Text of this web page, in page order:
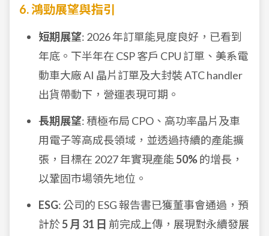
6. 鴻勁展望與指引
短期展望: 2026 年訂單能見度良好，已看到
年底。下半年在 CSP 客戶 CPU 訂單、美系電
動車大廠 AI 晶片訂單及大封裝 ATC handler
出貨帶動下，營運表現可期。
長期展望: 積極布局 CPO、高功率晶片及車
用電子等高成長領域，並透過持續的產能擴
張，目標在 2027 年實現產能50%的增長，
以鞏固市場領先地位。
ESG: 公司的 ESG 報告書已獲董事會通過，預
計於5 月 31 日 前完成上傳，展現對永續發展